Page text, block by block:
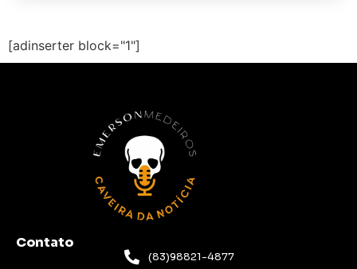
[adinserter block="1"]
Contato
(83)98821-4877